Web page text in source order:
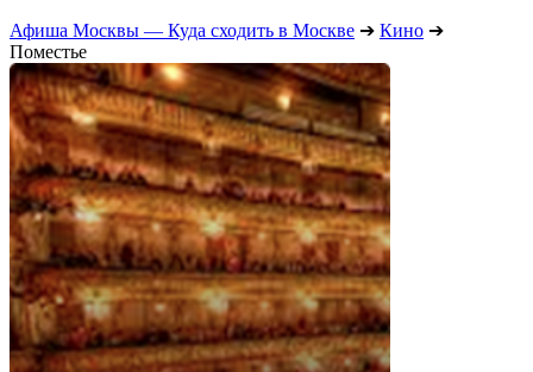
Афиша Москвы — Куда сходить в Москве ➔ Кино ➔
Поместье